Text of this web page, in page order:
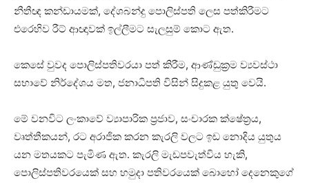
නීතීඥ කන්ඩායමක්, දේශබන්දු පොලිස්පති ලෙස පත්කිරීමට
එරෙහිව රීට් ආඥාවක් ඉල්ලීමට සැලසුම් කොට ඇත.
කෙසේ වුවද පොලිස්පතිවරයා පත් කිරීම, ආණ්ඩුක්‍රම ව්‍යවස්ථා
සභාවේ නිර්දේශය මත, ජනාධිපති විසින් සිදුකළ යුතු වෙයි.
මේ වනවිට ලංකාවේ ව්‍යාපාරික ප්‍රජාව, සංචාරක ක්ෂේත්‍රය,
වෘත්තීකයන්, රට අරාජික කරන කැරලි වලට ඉඩ නොදිය යුතුය
යන මතයකට පැමිණ ඇත. කැරලි මැඩපවැත්විය හැකි,
පොලිස්පතිවරයෙක් සහ හමුදා පතිවරයෙක් බොහෝ දෙනෙකුගේ